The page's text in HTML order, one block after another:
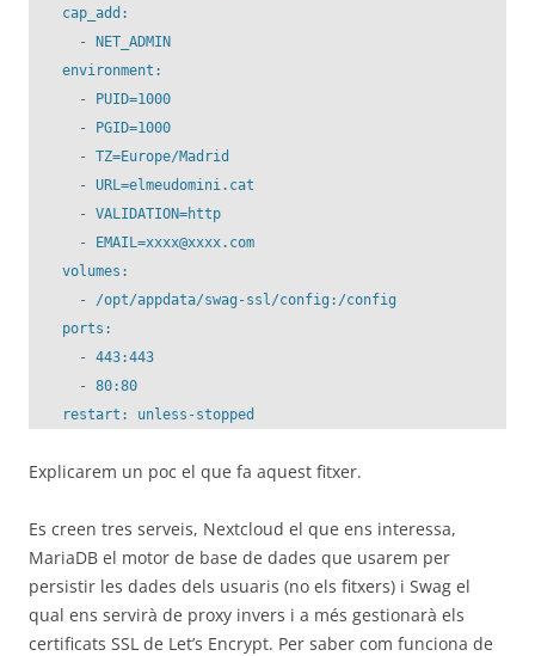
    cap_add:
      - NET_ADMIN
    environment:
      - PUID=1000
      - PGID=1000
      - TZ=Europe/Madrid
      - URL=elmeudomini.cat
      - VALIDATION=http
      - EMAIL=xxxx@xxxx.com
    volumes:
      - /opt/appdata/swag-ssl/config:/config
    ports:
      - 443:443
      - 80:80
Explicarem un poc el que fa aquest fitxer.
Es creen tres serveis, Nextcloud el que ens interessa,
MariaDB el motor de base de dades que usarem per
persistir les dades dels usuaris (no els fitxers) i Swag el
qual ens servirà de proxy invers i a més gestionarà els
certificats SSL de Let’s Encrypt. Per saber com funciona de